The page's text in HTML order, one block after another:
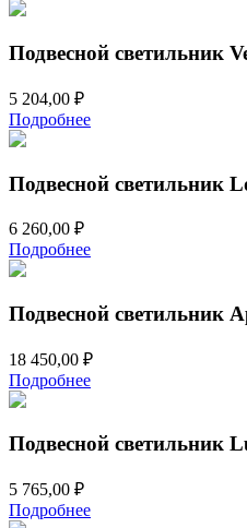
770,00 ₽.
Подвесной светильник
5 204,00 ₽
Подробнее
Подвесной светильник
6 260,00 ₽
Подробнее
Подвесной светильник
18 450,00 ₽
Подробнее
Подвесной светильник
5 765,00 ₽
Подробнее